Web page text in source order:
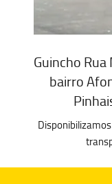
Guincho
bairro